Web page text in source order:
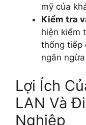
mỹ của
Kiểm tra
hiện kiểm
thống tiếp
ngăn
Lợi Ích
LAN Và
Nghiệp